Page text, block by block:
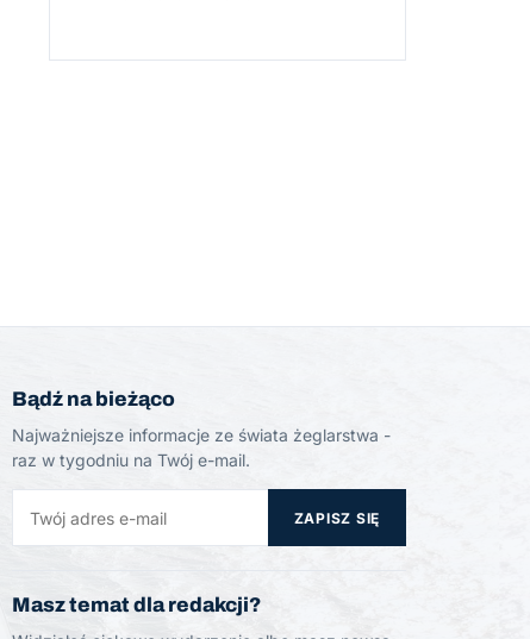
Bądź na bieżąco
Najważniejsze informacje ze świata żeglarstwa -
raz w tygodniu na Twój e-mail.
ZAPISZ SIĘ
Masz temat dla redakcji?